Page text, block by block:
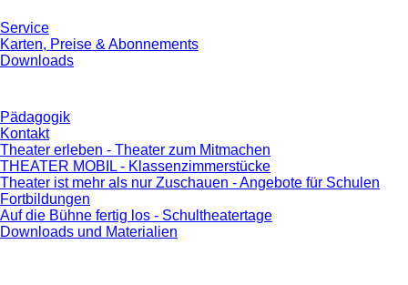
Service
Karten, Preise & Abonnements
Downloads
Pädagogik
Kontakt
Theater erleben - Theater zum Mitmachen
THEATER MOBIL - Klassenzimmerstücke
Theater ist mehr als nur Zuschauen - Angebote für Schulen
Fortbildungen
Auf die Bühne fertig los - Schultheatertage
Downloads und Materialien